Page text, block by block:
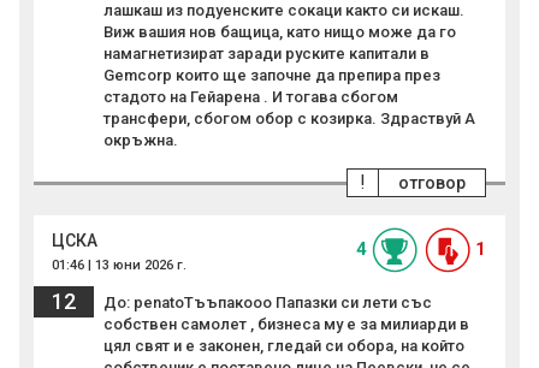
лашкаш из подуенските сокаци както си искаш.
Виж вашия нов бащица, като нищо може да го
намагнетизират заради руските капитали в
Gemcorp които ще започне да препира през
стадото на Гейарена . И тогава сбогом
трансфери, сбогом обор с козирка. Здраствуй А
окръжна.
отговор
!
ЦСКА
01:46 | 13 юни 2026 г.
4 1
12
До: penatoТъъпакооо Папазки си лети със
собствен самолет , бизнеса му е за милиарди в
цял свят и е законен, гледай си обора, на който